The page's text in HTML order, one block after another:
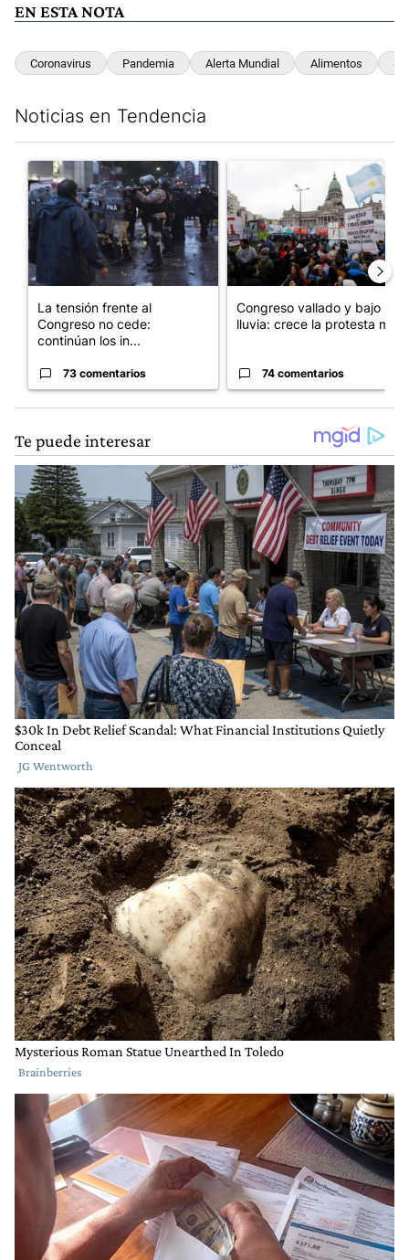
EN ESTA NOTA
Coronavirus Pandemia Alerta Mundial Alimentos
Noticias en Tendencia
Un artículo de tendencia con el título "La tensión frente al
La tensión frente al
Congreso no cede:
continúan los in...
73 comentarios
Un artículo de tendencia
Congreso vallado y bajo la
lluvia: crece la protesta mi...
74 comentarios